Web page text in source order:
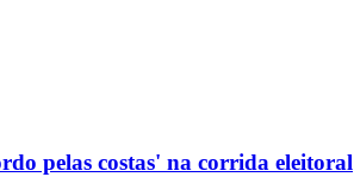
pelas costas' na corrida eleitoral